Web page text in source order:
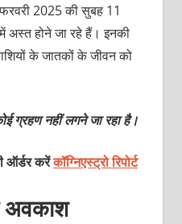
2025 की सुबह 11
अस्त होने जा रहे हैं। इनकी
के जातकों के जीवन को
ग्रहण नहीं लगने जा रहा है।
ऑर्डर करेंकॉग्निएस्ट्रो रिपोर्ट
अवकाश